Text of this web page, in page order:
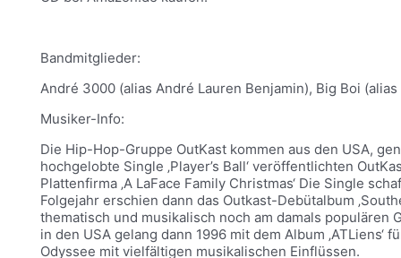
Bandmitglieder:
André 3000 (alias André Lauren Benjamin), Big Boi
Musiker-Info:
Die Hip-Hop-Gruppe OutKast kommen aus den USA,
hochgelobte Single ‚Player’s Ball‘ veröffentlichten
Plattenfirma ‚A LaFace Family Christmas‘ Die Single
Folgejahr erschien dann das Outkast-Debütalbum
thematisch und musikalisch noch am damals
in den USA gelang dann 1996 mit dem Album ‚ATLiens‘
Odyssee mit vielfältigen musikalischen Einflüssen.